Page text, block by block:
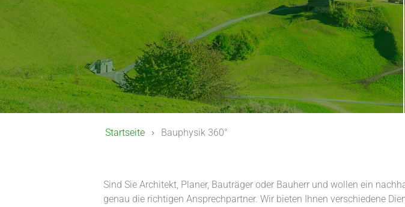
Startseite Bauphysik 360°
Sind Sie Architekt, Planer, Bauträger oder Bauherr und wollen ein
genau die richtigen Ansprechpartner. Wir bieten Ihnen verschiedene